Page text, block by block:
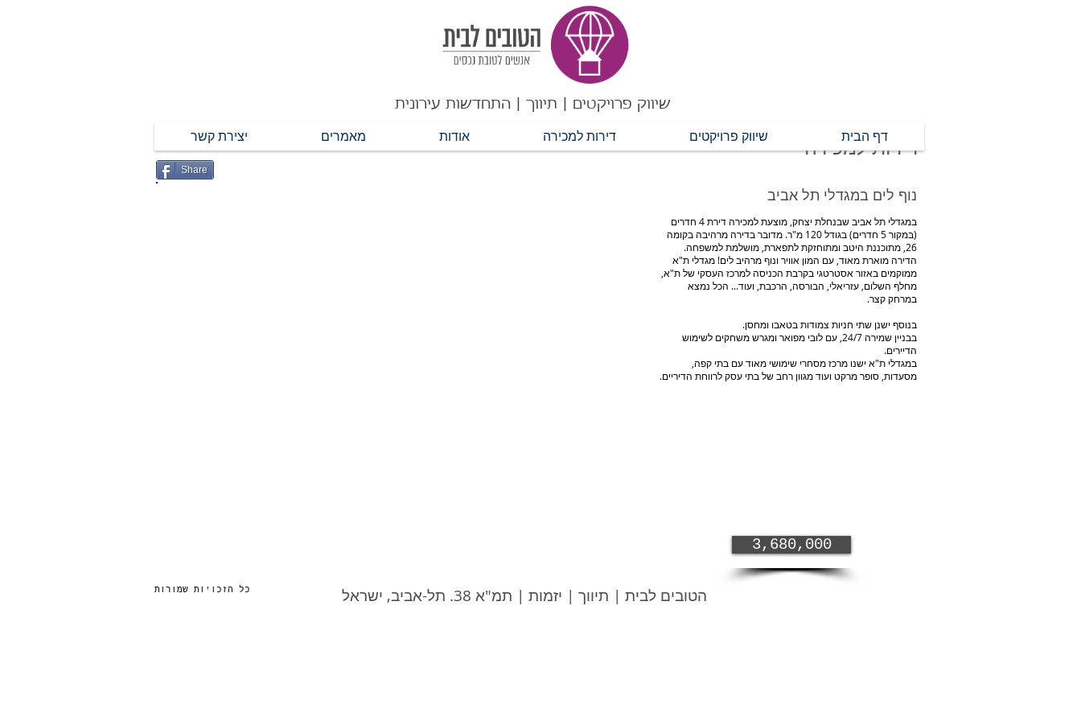
דירות למכירה
Share
נוף לים במגדלי תל אביב
במגדלי תל אביב שבנחלת יצחק, מוצעת למכירה דירת 4 חדרים
(במקור 5 חדרים) בגודל 120 מ"ר. מדובר בדירה מרהיבה בקומה
26, מתוכננת היטב ומתוחזקת לתפארת, מושלמת למשפחה.
הדירה מוארת מאוד, עם המון אוויר ונוף מרהיב לים! מגדלי ת"א
ממוקמים באזור אסטרטגי בקרבת הכניסה למרכז העסקי של ת"א,
מחלף השלום, עזריאלי, הבורסה, הרכבת, ועוד... הכל נמצא
במרחק קצר.
בנוסף ישנן שתי חניות צמודות בטאבו ומחסן.
בבניין שמירה 24/7, עם לובי מפואר ומגרש משחקים לשימוש
הדיירים.
במגדלי ת"א ישנו מרכז מסחרי שימושי מאוד עם בתי קפה,
מסעדות, סופר מרקט ועוד מגוון רחב של בתי עסק לרווחת הדיריים.
3,680,000
יצירת קשר מאמרים אודות דירות למכירה שיווק פרויקטים דף הבית
שיווק פרויקטים | תיווך | התחדשות עירונית
כל הזכויות שמורות הטובים לבית | תיווך | יזמות | תמ"א 38. תל-אביב, ישראל